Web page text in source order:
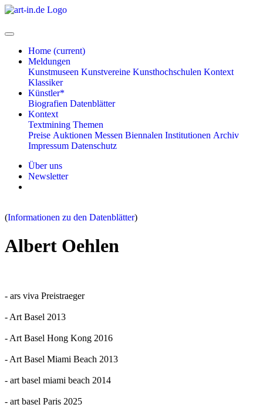
Home (current)
Meldungen
Kunstmuseen Kunstvereine Kunsthochschulen Kontext
Klassiker
Künstler*
Biografien Datenblätter
Kontext
Textmining Themen
Preise Auktionen Messen Biennalen Institutionen Archiv
Impressum Datenschutz
Über uns
Newsletter
(Informationen zu den Datenblätter)
Albert Oehlen
- ars viva Preistraeger
- Art Basel 2013
- Art Basel Hong Kong 2016
- Art Basel Miami Beach 2013
- art basel miami beach 2014
- art basel Paris 2025